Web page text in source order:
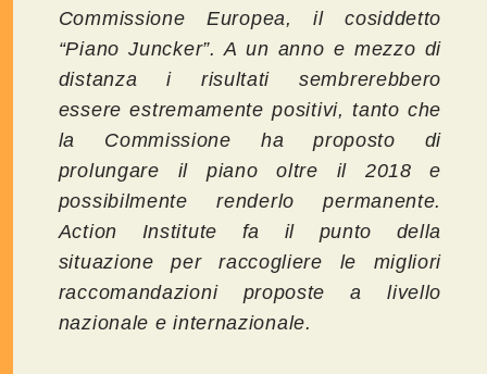
Commissione Europea, il cosiddetto
“Piano Juncker”. A un anno e mezzo di
distanza i risultati sembrerebbero
essere estremamente positivi, tanto che
la Commissione ha proposto di
prolungare il piano oltre il 2018 e
possibilmente renderlo permanente.
Action Institute fa il punto della
situazione per raccogliere le migliori
raccomandazioni proposte a livello
nazionale e internazionale.